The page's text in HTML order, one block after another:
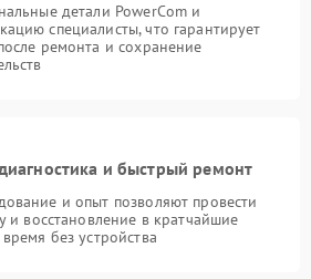
детали PowerCom и
специалисты, что гарантирует
ремонта и сохранение
и быстрый ремонт
и опыт позволяют провести
и восстановление в кратчайшие
без устройства